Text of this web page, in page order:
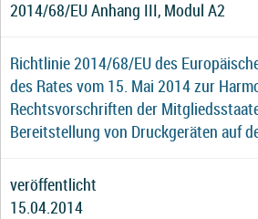
2014/68/EU Anhang III, Modul A2
Richtlinie 2014/68/EU des
des Rates vom 15. Mai 2014 zur
Rechtsvorschriften der
Bereitstellung von Druckgeräten auf
veröffentlicht
15.04.2014